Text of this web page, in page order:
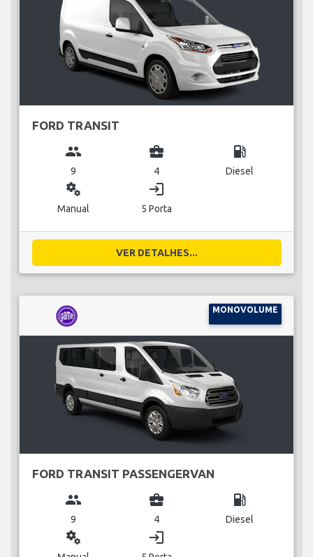
FORD TRANSIT
group
9
business_center
4
local_gas_station
Diesel
miscellaneous_services
Manual
login
5 Porta
VER DETALHES...
MONOVOLUME
FORD TRANSIT PASSENGERVAN
group
9
business_center
4
local_gas_station
Diesel
miscellaneous_services login